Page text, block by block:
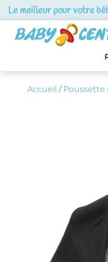
Le meilleur pour votre
Accueil / Poussette